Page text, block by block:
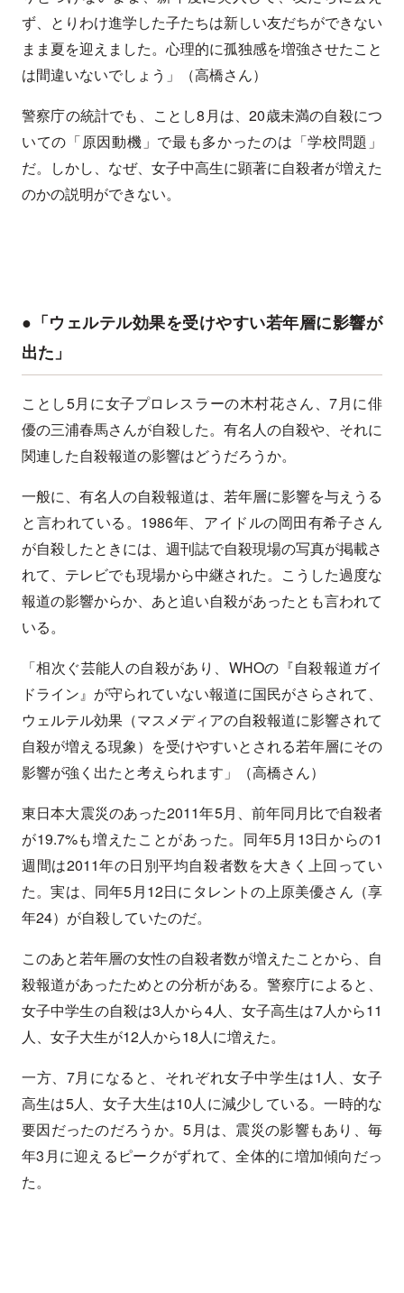
ず、とりわけ進学した子たちは新しい友だちができない
まま夏を迎えました。心理的に孤独感を増強させたこと
は間違いないでしょう」（高橋さん）
警察庁の統計でも、ことし8月は、20歳未満の自殺につ
いての「原因動機」で最も多かったのは「学校問題」
だ。しかし、なぜ、女子中高生に顕著に自殺者が増えた
のかの説明ができない。
●「ウェルテル効果を受けやすい若年層に影響が
出た」
ことし5月に女子プロレスラーの木村花さん、7月に俳
優の三浦春馬さんが自殺した。有名人の自殺や、それに
関連した自殺報道の影響はどうだろうか。
一般に、有名人の自殺報道は、若年層に影響を与えうる
と言われている。1986年、アイドルの岡田有希子さん
が自殺したときには、週刊誌で自殺現場の写真が掲載さ
れて、テレビでも現場から中継された。こうした過度な
報道の影響からか、あと追い自殺があったとも言われて
いる。
「相次ぐ芸能人の自殺があり、WHOの『自殺報道ガイ
ドライン』が守られていない報道に国民がさらされて、
ウェルテル効果（マスメディアの自殺報道に影響されて
自殺が増える現象）を受けやすいとされる若年層にその
影響が強く出たと考えられます」（高橋さん）
東日本大震災のあった2011年5月、前年同月比で自殺者
が19.7%も増えたことがあった。同年5月13日からの1
週間は2011年の日別平均自殺者数を大きく上回ってい
た。実は、同年5月12日にタレントの上原美優さん（享
年24）が自殺していたのだ。
このあと若年層の女性の自殺者数が増えたことから、自
殺報道があったためとの分析がある。警察庁によると、
女子中学生の自殺は3人から4人、女子高生は7人から11
人、女子大生が12人から18人に増えた。
一方、7月になると、それぞれ女子中学生は1人、女子
高生は5人、女子大生は10人に減少している。一時的な
要因だったのだろうか。5月は、震災の影響もあり、毎
年3月に迎えるピークがずれて、全体的に増加傾向だっ
た。